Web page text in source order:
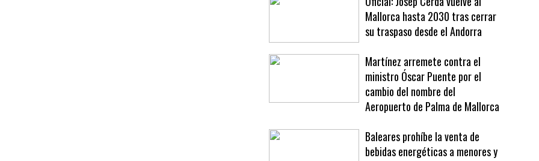
Mallorca hasta 2030 tras cerrar
su traspaso desde el Andorra
Martínez arremete contra el
cambio del nombre del
Aeropuerto de Palma de Mallorca